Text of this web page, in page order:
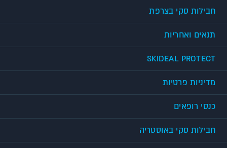
חבילות סקי בצרפת
תנאים ואחריות
SKIDEAL PROTECT
מדיניות פרטיות
כנסי רופאים
חבילות סקי באוסטריה